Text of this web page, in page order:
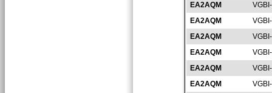
EA2AQM
EA2AQM
EA2AQM
EA2AQM
EA2AQM
EA2AQM